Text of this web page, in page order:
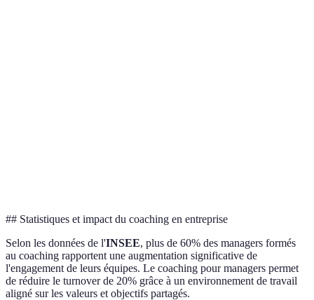
## Statistiques et impact du coaching en entreprise
Selon les données de l'INSEE, plus de 60% des managers formés
au coaching rapportent une augmentation significative de
l'engagement de leurs équipes. Le coaching pour managers permet
de réduire le turnover de 20% grâce à un environnement de travail
aligné sur les valeurs et objectifs partagés.